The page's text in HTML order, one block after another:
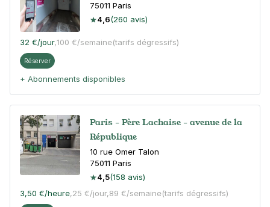
75011 Paris
4,6(260 avis)
32 €/jour,100 €/semaine(tarifs dégressifs)
Réserver
+ Abonnements disponibles
Paris - Père Lachaise - avenue de la
République
10 rue Omer Talon
75011 Paris
4,5(158 avis)
3,50 €/heure,25 €/jour,89 €/semaine(tarifs dégressifs)